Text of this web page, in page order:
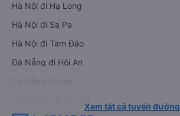
Hà Nội đi Hạ Long
Hà Nội đi Sa Pa
Hà Nội đi Tam Đảo
Đà Nẵng đi Hội An
Xem tất cả tuyến đường